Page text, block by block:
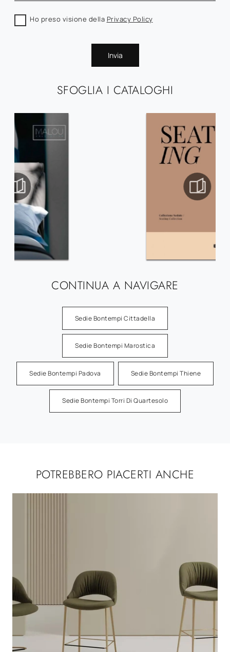
SFOGLIA I CATALOGHI
CONTINUA A NAVIGARE
Sedie Bontempi Cittadella
Sedie Bontempi Marostica
Sedie Bontempi Padova Sedie Bontempi Thiene
Sedie Bontempi Torri Di Quartesolo
Ho preso visione della Privacy Policy
Invia
POTREBBERO PIACERTI ANCHE